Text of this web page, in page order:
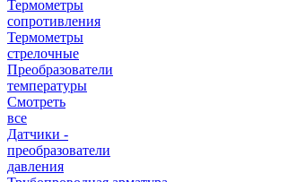
Термометры
сопротивления
Термометры
стрелочные
Преобразователи
температуры
Смотреть
все
Датчики -
преобразователи
давления